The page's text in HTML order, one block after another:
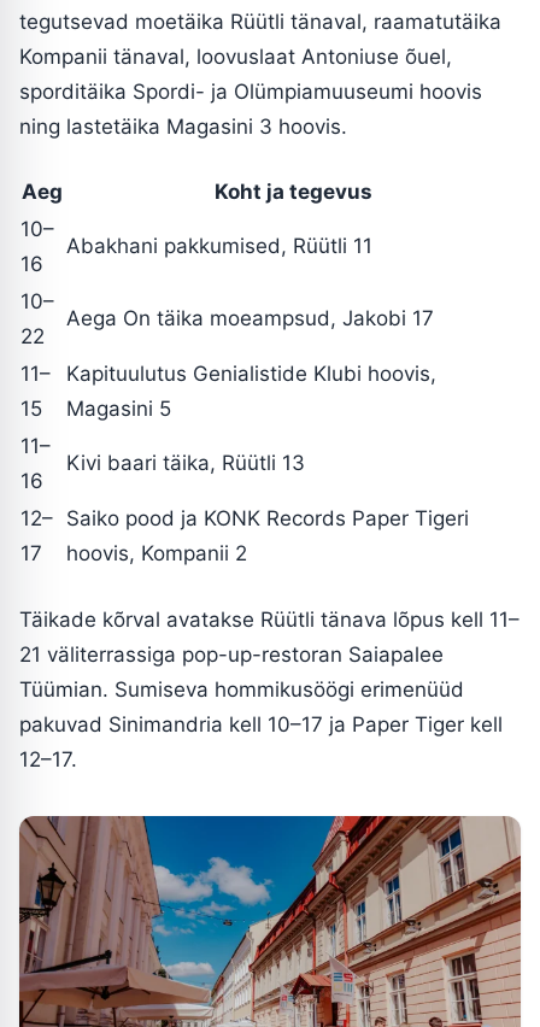
tegutsevad moetäika Rüütli tänaval, raamatutäika
Kompanii tänaval, loovuslaat Antoniuse õuel,
sporditäika Spordi- ja Olümpiamuuseumi hoovis
ning lastetäika Magasini 3 hoovis.
Aeg
Koht ja tegevus
10–
16
Abakhani pakkumised, Rüütli 11
10–
22
Aega On täika moeampsud, Jakobi 17
11–
15
Kapituulutus Genialistide Klubi hoovis,
Magasini 5
11–
16
Kivi baari täika, Rüütli 13
12–
17
Saiko pood ja KONK Records Paper Tigeri
hoovis, Kompanii 2
Täikade kõrval avatakse Rüütli tänava lõpus kell 11–
21 väliterrassiga pop-up-restoran Saiapalee
Tüümian. Sumiseva hommikusöögi erimenüüd
pakuvad Sinimandria kell 10–17 ja Paper Tiger kell
12–17.